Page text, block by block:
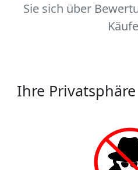
Sie sich über
Ihre